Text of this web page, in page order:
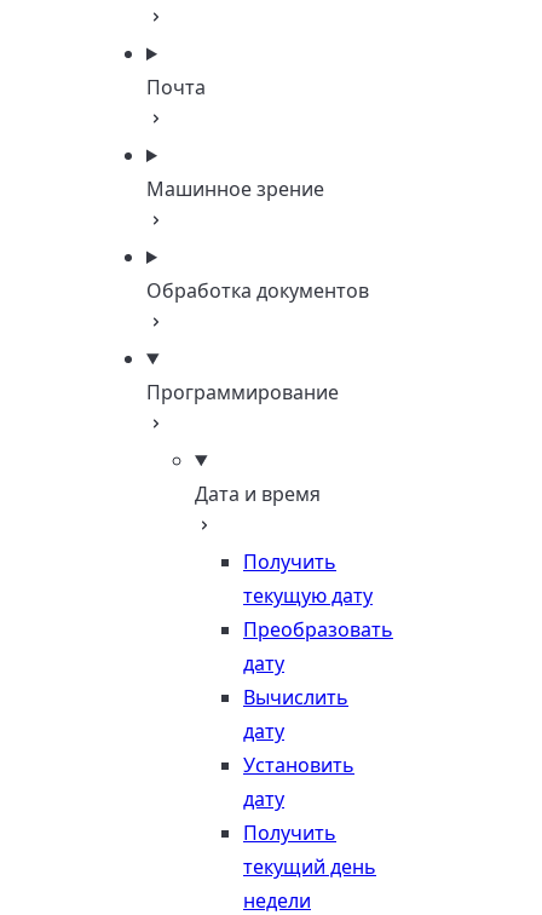
Почта
Машинное зрение
Обработка документов
Программирование
Дата и время
Получить
текущую дату
Преобразовать
дату
Вычислить
дату
Установить
дату
Получить
текущий день
недели